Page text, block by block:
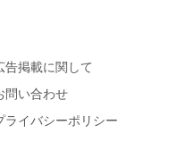
告掲載に関して
問い合わせ
ライバシーポリシー